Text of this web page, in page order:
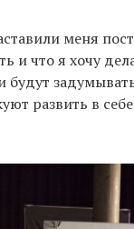
меня
и что я хочу
развить в